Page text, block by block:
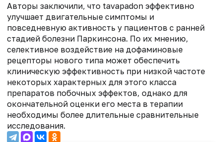
Авторы заключили, что tavapadon эффективно
улучшает двигательные симптомы и
повседневную активность у пациентов с ранней
стадией болезни Паркинсона. По их мнению,
селективное воздействие на дофаминовые
рецепторы нового типа может обеспечить
клиническую эффективность при низкой частоте
некоторых характерных для этого класса
препаратов побочных эффектов, однако для
окончательной оценки его места в терапии
необходимы более длительные сравнительные
исследования.